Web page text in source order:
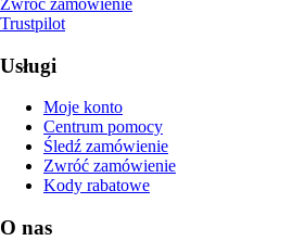
Zwróć zamówienie
Trustpilot
Usługi
Moje konto
Centrum pomocy
Śledź zamówienie
Zwróć zamówienie
Kody rabatowe
O nas